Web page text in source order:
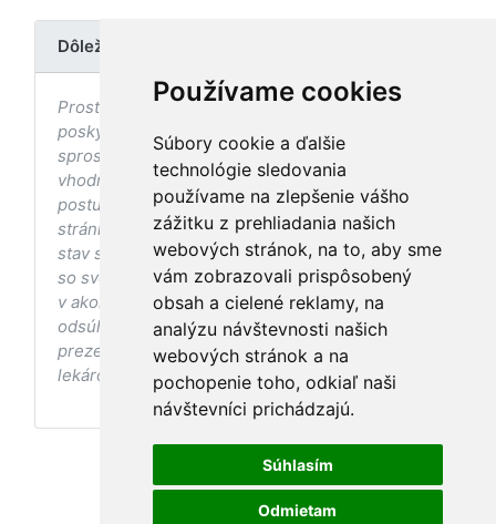
Používame cookies
Súbory cookie a ďalšie
technológie sledovania
používame na zlepšenie vášho
zážitku z prehliadania našich
webových stránok, na to, aby sme
vám zobrazovali prispôsobený
obsah a cielené reklamy, na
analýzu návštevnosti našich
webových stránok a na
pochopenie toho, odkiaľ naši
návštevníci prichádzajú.
Súhlasím
Odmietam
Dôležité upozornenie
Prostredníctvom stránky nedochádza k
poskytovaniu zdravotnej starostlivosti, ani k jej
sprostredkovaniu, ani k jej nahrádzaniu. O
vhodných postupoch v oblasti zdravia, vhodnosti
postupov a odporúčaní prezentovaných na
stránke s ohľadom na Váš zdravotný
stav sa pred ich aplikáciou vždy vopred poraďte
so svojím ošetrujúcim lekárom, a to najmä ak ste
v akomkoľvek štádiu tehotenstva. Bez
odsúhlasenia postupov a odporúčaní
prezentovaných na stránke Vaším ošetrujúcim
lekárom tieto postupy a odporúčania neaplikujte.